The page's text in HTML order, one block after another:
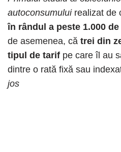
autoconsumuluirealizat de
în rândul a peste 1.000
de asemenea, că trei din
tipul de tarif pe care îl au
dintre o rată fixă ​​sau
jos